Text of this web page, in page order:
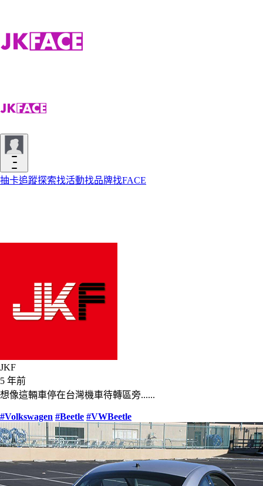
抽卡追蹤探索找活動找品牌找FACE
JKF
5 年前
想像這輛車停在台灣機車待轉區旁......
#Volkswagen #Beetle #VWBeetle